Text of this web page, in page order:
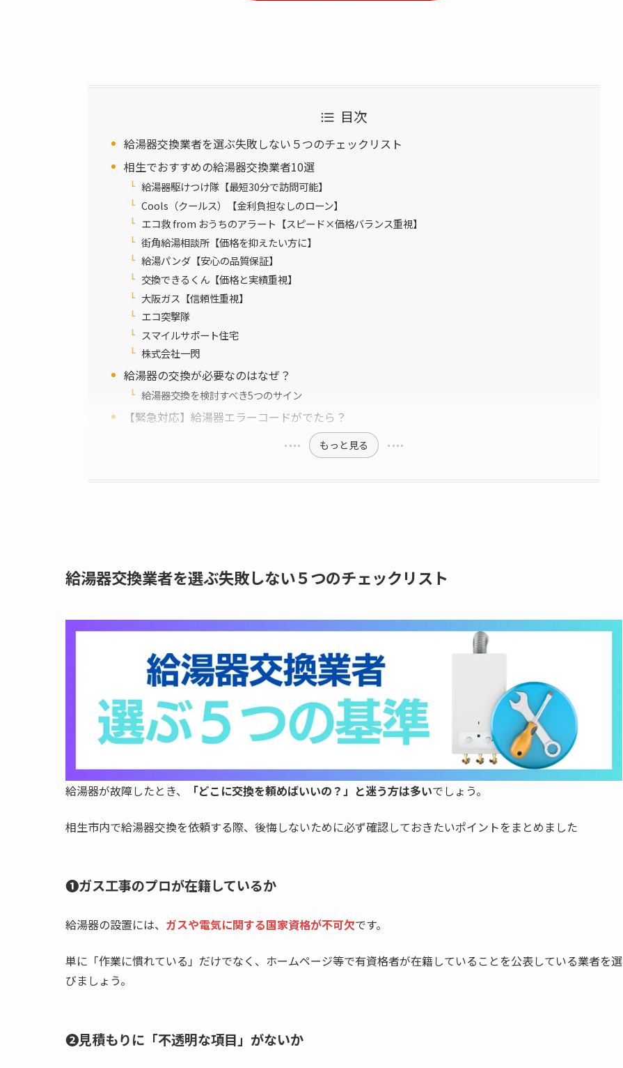
目次
給湯器交換業者を選ぶ失敗しない５つのチェックリスト
相生でおすすめの給湯器交換業者10選
給湯器駆けつけ隊【最短30分で訪問可能】
Cools（クールス）【金利負担なしのローン】
エコ救 from おうちのアラート【スピード×価格バランス重視】
街角給湯相談所【価格を抑えたい方に】
給湯パンダ【安心の品質保証】
交換できるくん【価格と実績重視】
大阪ガス【信頼性重視】
エコ突撃隊
スマイルサポート住宅
株式会社一閃
給湯器の交換が必要なのはなぜ？
給湯器交換を検討すべき5つのサイン
【緊急対応】給湯器エラーコードがでたら？
もっと見る
給湯器交換業者を選ぶ失敗しない５つのチェックリスト
給湯器が故障したとき、 「どこに交換を頼めばいいの？」と迷う方は多いでしょう。
相生市内で給湯器交換を依頼する際、後悔しないために必ず確認しておきたいポイントをまとめました
❶ガス工事のプロが在籍しているか
給湯器の設置には、 ガスや電気に関する国家資格が不可欠です。
単に「作業に慣れている」だけでなく、ホームページ等で有資格者が在籍していることを公表している業者を選
びましょう。
❷見積もりに「不透明な項目」がないか